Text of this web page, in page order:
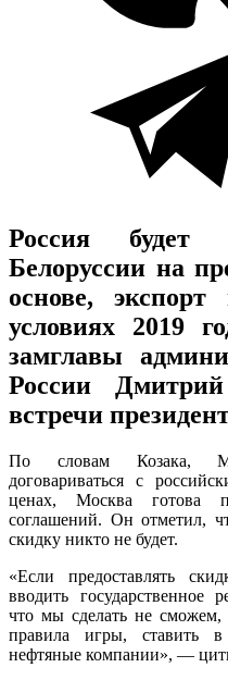
Россия будет
Белоруссии на
основе, экспорт
условиях 2019
замглавы
России
встречи
По словам Козака,
договариваться с
ценах, Москва готова
соглашений. Он отметил,
скидку никто не будет.
«Если предоставлять
вводить государственное
что мы сделать не
правила игры, ставить
нефтяные компании», —